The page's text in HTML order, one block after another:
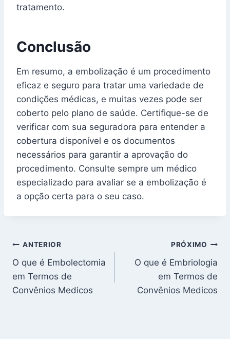
tratamento.
Conclusão
Em resumo, a embolização é um procedimento
eficaz e seguro para tratar uma variedade de
condições médicas, e muitas vezes pode ser
coberto pelo plano de saúde. Certifique-se de
verificar com sua seguradora para entender a
cobertura disponível e os documentos
necessários para garantir a aprovação do
procedimento. Consulte sempre um médico
especializado para avaliar se a embolização é
a opção certa para o seu caso.
Navegação
de
Post
ANTERIOR
O que é Embolectomia
em Termos de
Convênios Medicos
PRÓXIMO
O que é Embriologia
em Termos de
Convênios Medicos